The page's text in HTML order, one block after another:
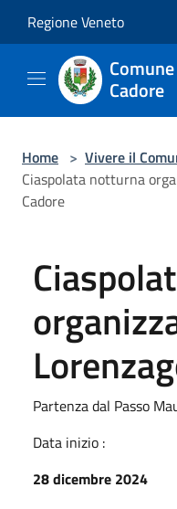
Regione Veneto
Cadore
Home > Vivere il
Ciaspolata notturna
Cadore
Partenza dal Passo
Data inizio :
28 dicembre 2024